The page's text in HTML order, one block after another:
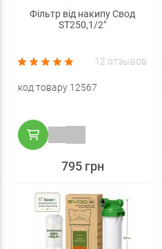
Фільтр від накипу Свод
ST250,1/2"
12 отзывов
код товару 12567
795 грн